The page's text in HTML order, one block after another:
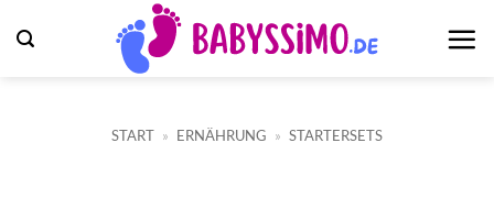
Inhalt
START » ERNÄHRUNG » STARTERSETS